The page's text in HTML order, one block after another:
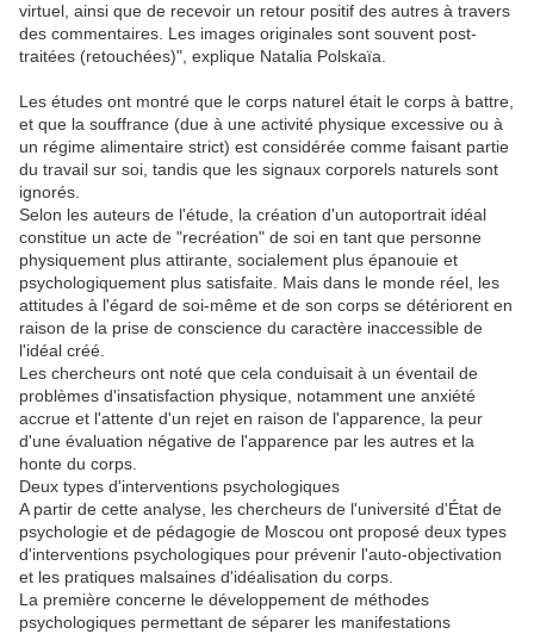
virtuel, ainsi que de recevoir un retour positif des autres à travers
des commentaires. Les images originales sont souvent post-
traitées (retouchées)", explique Natalia Polskaïa.
Les études ont montré que le corps naturel était le corps à battre,
et que la souffrance (due à une activité physique excessive ou à
un régime alimentaire strict) est considérée comme faisant partie
du travail sur soi, tandis que les signaux corporels naturels sont
ignorés.
Selon les auteurs de l'étude, la création d'un autoportrait idéal
constitue un acte de "recréation" de soi en tant que personne
physiquement plus attirante, socialement plus épanouie et
psychologiquement plus satisfaite. Mais dans le monde réel, les
attitudes à l'égard de soi-même et de son corps se détériorent en
raison de la prise de conscience du caractère inaccessible de
l'idéal créé.
Les chercheurs ont noté que cela conduisait à un éventail de
problèmes d'insatisfaction physique, notamment une anxiété
accrue et l'attente d'un rejet en raison de l'apparence, la peur
d'une évaluation négative de l'apparence par les autres et la
honte du corps.
Deux types d'interventions psychologiques
A partir de cette analyse, les chercheurs de l'université d'État de
psychologie et de pédagogie de Moscou ont proposé deux types
d'interventions psychologiques pour prévenir l'auto-objectivation
et les pratiques malsaines d'idéalisation du corps.
La première concerne le développement de méthodes
psychologiques permettant de séparer les manifestations